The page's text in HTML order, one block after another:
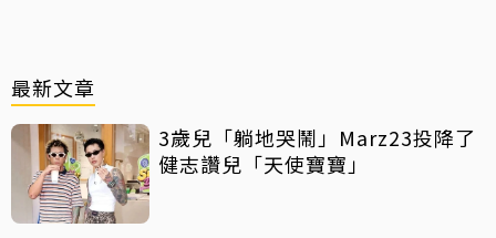
最新文章
3歲兒「躺地哭鬧」Marz23投降了
健志讚兒「天使寶寶」